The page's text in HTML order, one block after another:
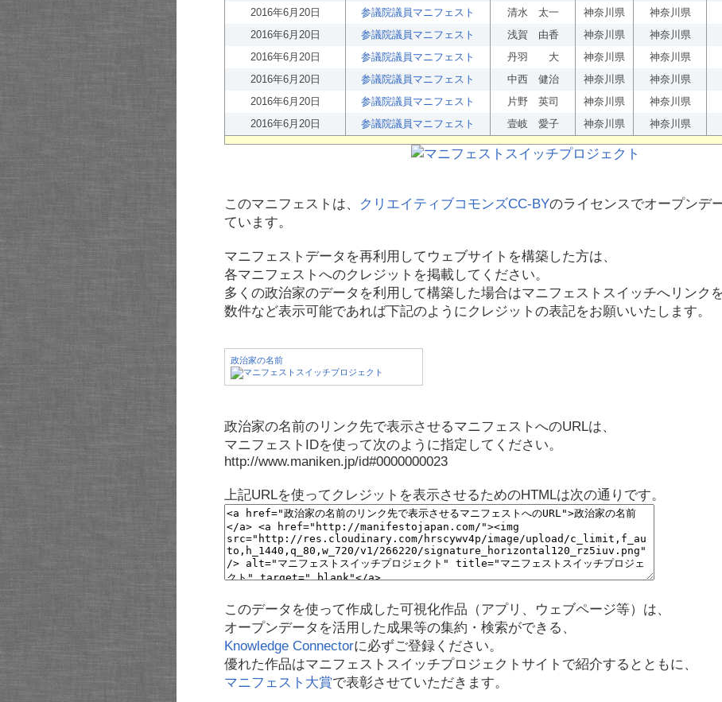
2016年6月20日
参議院議員マニフェスト 清水 太一 神奈川県 神奈川県
2016年6月20日
参議院議員マニフェスト 浅賀 由香 神奈川県 神奈川県
2016年6月20日
参議院議員マニフェスト 丹羽 大 神奈川県 神奈川県
2016年6月20日
参議院議員マニフェスト 中西 健治 神奈川県 神奈川県
2016年6月20日
参議院議員マニフェスト 片野 英司 神奈川県 神奈川県
2016年6月20日
参議院議員マニフェスト 壹岐 愛子 神奈川県 神奈川県
このマニフェストは、 クリエイティブコモンズCC-BYのライセンスでオープンデ
ています。
マニフェストデータを再利用してウェブサイトを構築した方は、
各マニフェストへのクレジットを掲載してください。
多くの政治家のデータを利用して構築した場合はマニフェストスイッチへリンク
数件など表示可能であれば下記のようにクレジットの表記をお願いいたします。
政治家の名前
政治家の名前のリンク先で表示させるマニフェストへのURLは、
マニフェストIDを使って次のように指定してください。
http://www.maniken.jp/id#0000000023
上記URLを使ってクレジットを表示させるためのHTMLは次の通りです。
このデータを使って作成した可視化作品（アプリ、ウェブページ等）は、
オープンデータを活用した成果等の集約・検索ができる、
Knowledge Connectorに必ずご登録ください。
優れた作品はマニフェストスイッチプロジェクトサイトで紹介するとともに、
マニフェスト大賞で表彰させていただきます。